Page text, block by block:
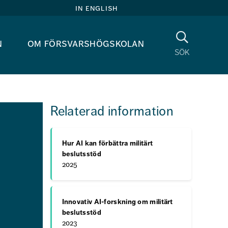
in english
om försvarshögskolan
sök
Sök
Relaterad information
Hur AI kan förbättra militärt
beslutsstöd
2025
Innovativ AI-forskning om militärt
beslutsstöd
2023